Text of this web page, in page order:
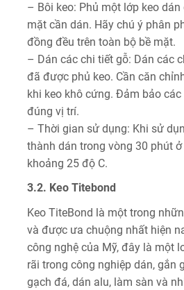
– Bôi keo: Phủ một lớp keo dán
mặt cần dán. Hãy chú ý phân
đồng đều trên toàn bộ bề mặt.
– Dán các chi tiết gỗ: Dán các
đã được phủ keo. Cần căn
khi keo khô cứng. Đảm bảo
đúng vị trí.
– Thời gian sử dụng: Khi sử
thành dán trong vòng 30 phút
khoảng 25 độ C.
3.2. Keo Titebond
Keo TiteBond là một trong
và được ưa chuộng nhất hiện
công nghệ của Mỹ, đây là một
rãi trong công nghiệp dán, gắn
gạch đá, dán alu, làm sàn và